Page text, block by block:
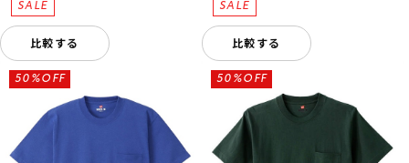
比較する 比較する
50%OFF 50%OFF